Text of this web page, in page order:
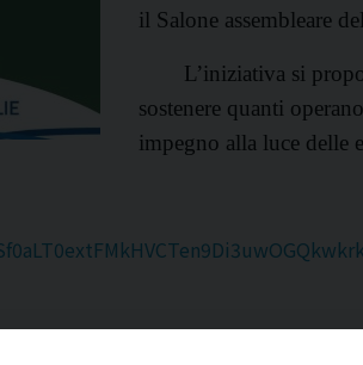
il Salone assembleare
L’iniziativa si
sostenere quanti
impegno alla luce delle